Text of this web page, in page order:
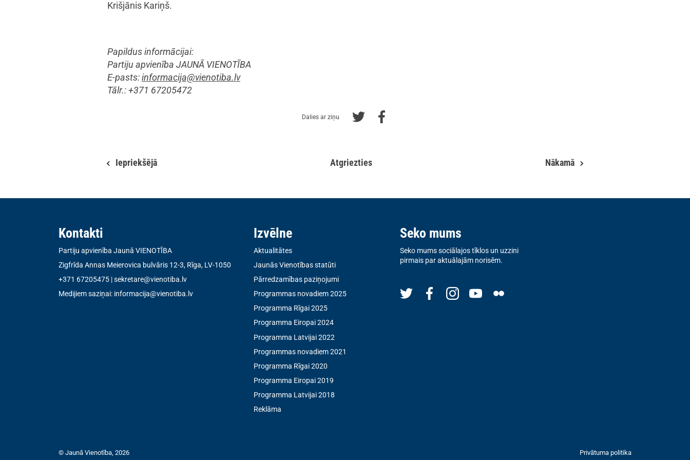
Krišjānis Kariņš.
Papildus informācijai:
Partiju apvienība JAUNĀ VIENOTĪBA
E-pasts:informacija@vienotiba.lv
Tālr.: +371 67205472
Dalies ar ziņu
Iepriekšējā Atgriezties Nākamā
Kontakti
Partiju apvienība Jaunā VIENOTĪBA
Zigfrīda Annas Meierovica bulvāris 12-3, Rīga, LV-1050
+371 67205475 |sekretare@vienotiba.lv
Medijiem saziņai: informacija@vienotiba.lv
Izvēlne
Aktualitātes
Jaunās Vienotības statūti
Pārredzamības paziņojumi
Programmas novadiem 2025
Programma Rīgai 2025
Programma Eiropai 2024
Programma Latvijai 2022
Programmas novadiem 2021
Programma Rīgai 2020
Programma Eiropai 2019
Programma Latvijai 2018
Reklāma
Seko mums
Seko mums sociālajos tīklos un uzzini
pirmais par aktuālajām norisēm.
© Jaunā Vienotība, 2026 Privātuma politika